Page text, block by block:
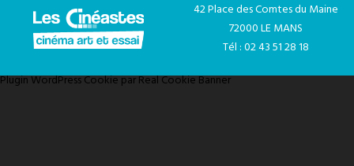
42 Place des Comtes du Maine
72000 LE MANS
Tél : 02 43 51 28 18
Plugin WordPress Cookie par Real Cookie Banner